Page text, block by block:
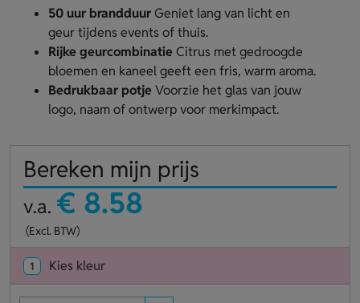
50 uur brandduurGeniet lang van licht en
geur tijdens events of thuis.
Rijke geurcombinatieCitrus met gedroogde
bloemen en kaneel geeft een fris, warm aroma.
Bedrukbaar potjeVoorzie het glas van jouw
logo, naam of ontwerp voor merkimpact.
Bereken mijn prijs
v.a. € 8.58
(Excl. BTW)
1 Kies kleur